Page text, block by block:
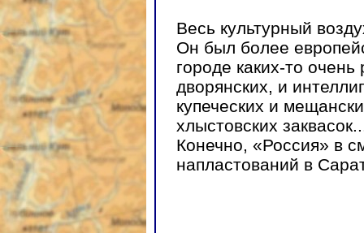
Весь культурный
Он был более
городе каких-то
дворянских, и
купеческих и
хлыстовских
Конечно, «Россия» в
напластований в